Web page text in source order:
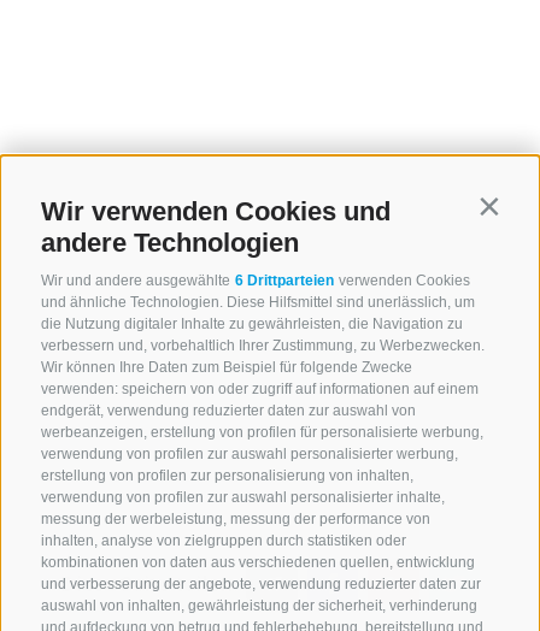
Wir verwenden Cookies und
andere Technologien
Wir und andere ausgewählte 6 Drittparteien verwenden Cookies
und ähnliche Technologien. Diese Hilfsmittel sind unerlässlich, um
die Nutzung digitaler Inhalte zu gewährleisten, die Navigation zu
verbessern und, vorbehaltlich Ihrer Zustimmung, zu Werbezwecken.
Wir können Ihre Daten zum Beispiel für folgende Zwecke
verwenden: speichern von oder zugriff auf informationen auf einem
endgerät, verwendung reduzierter daten zur auswahl von
werbeanzeigen, erstellung von profilen für personalisierte werbung,
verwendung von profilen zur auswahl personalisierter werbung,
erstellung von profilen zur personalisierung von inhalten,
verwendung von profilen zur auswahl personalisierter inhalte,
messung der werbeleistung, messung der performance von
inhalten, analyse von zielgruppen durch statistiken oder
kombinationen von daten aus verschiedenen quellen, entwicklung
und verbesserung der angebote, verwendung reduzierter daten zur
auswahl von inhalten, gewährleistung der sicherheit, verhinderung
und aufdeckung von betrug und fehlerbehebung, bereitstellung und
Home Info & Service Veranstaltungskalender
Diese Seite teilen: